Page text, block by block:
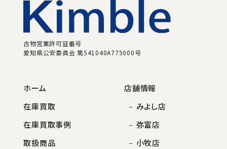
古物営業許可証番号
愛知県公安委員会 第541040A775000号
ホーム
在庫買取
在庫買取事例
取扱商品
店舗情報
みよし店
弥富店
小牧店